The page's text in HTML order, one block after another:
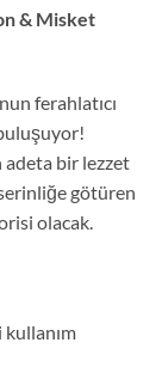
& Misket
ferahlatıcı
adeta bir lezzet
götüren
olacak.